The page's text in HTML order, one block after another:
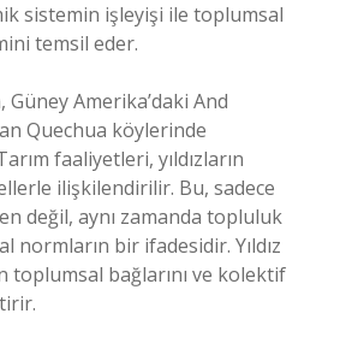
sistemin işleyişi ile toplumsal
temsil eder.
Amerika’daki And
Quechua köylerinde
faaliyetleri, yıldızların
ilişkilendirilir. Bu, sadece
değil, aynı zamanda topluluk
normların bir ifadesidir. Yıldız
toplumsal bağlarını ve kolektif